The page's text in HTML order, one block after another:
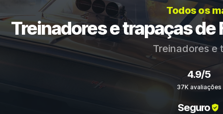
Todos os
Treinadores e trapaças de
Treinadores e
4.9/5
37K avaliações
Seguro